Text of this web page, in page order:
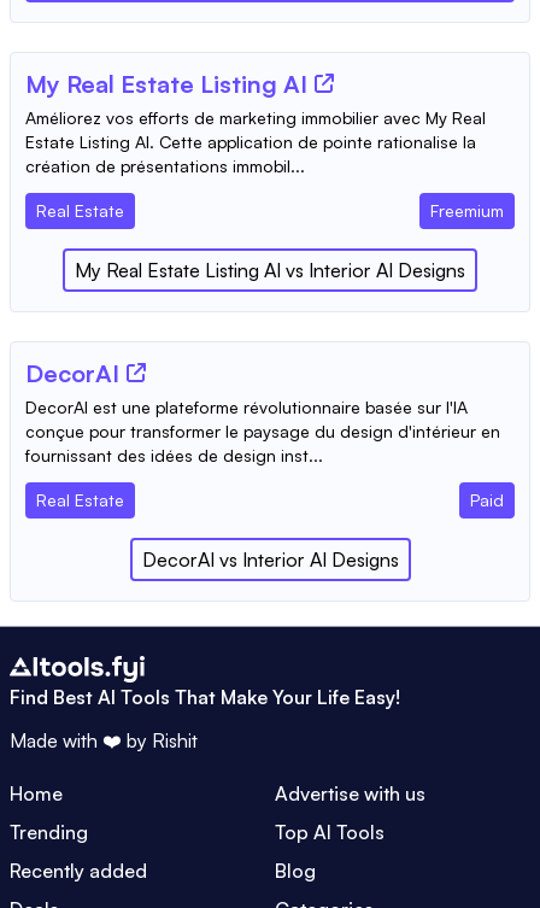
My Real Estate Listing AI
Améliorez vos efforts de marketing immobilier avec My Real
Estate Listing AI. Cette application de pointe rationalise la
création de présentations immobil...
Real Estate Freemium
My Real Estate Listing AI vs Interior AI Designs
DecorAI
DecorAI est une plateforme révolutionnaire basée sur l'IA
conçue pour transformer le paysage du design d'intérieur en
fournissant des idées de design inst...
Real Estate Paid
DecorAI vs Interior AI Designs
Find Best AI Tools That Make Your Life Easy!
Made with ❤️ by Rishit
Home
Advertise with us
Trending
Top AI Tools
Recently added
Blog